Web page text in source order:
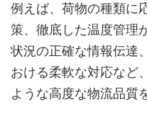
例えば、荷物の種類に
策、徹底した温度管理
状況の正確な情報伝達
おける柔軟な対応など
ような高度な物流品質